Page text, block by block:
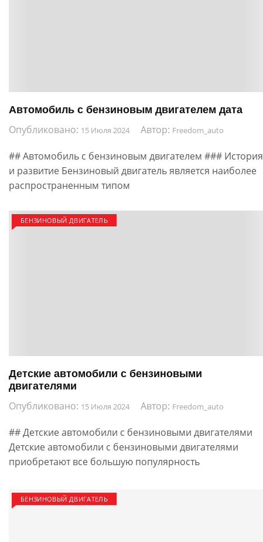
Автомобиль с бензиновым двигателем дата
Опубликовано: 15 Июля 2024 Автор: Freedom_auto
## Автомобиль с бензиновым двигателем ### История
и развитие Бензиновый двигатель является наиболее
распространенным типом
БЕНЗИНОВЫЙ ДВИГАТЕЛЬ
Детские автомобили с бензиновыми
двигателями
Опубликовано: 15 Июля 2024 Автор: Freedom_auto
## Детские автомобили с бензиновыми двигателями
Детские автомобили с бензиновыми двигателями
приобретают все большую популярность
БЕНЗИНОВЫЙ ДВИГАТЕЛЬ